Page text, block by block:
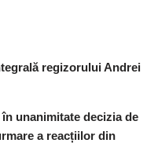
regizorului Andrei
unanimitate decizia de
a reacțiilor din